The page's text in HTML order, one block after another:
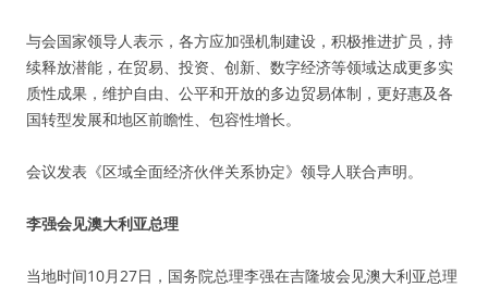
与会国家领导人表示，各方应加强机制建设，积极推进扩员，持
续释放潜能，在贸易、投资、创新、数字经济等领域达成更多实
质性成果，维护自由、公平和开放的多边贸易体制，更好惠及各
国转型发展和地区前瞻性、包容性增长。
会议发表《区域全面经济伙伴关系协定》领导人联合声明。
李强会见澳大利亚总理
当地时间10月27日，国务院总理李强在吉隆坡会见澳大利亚总理